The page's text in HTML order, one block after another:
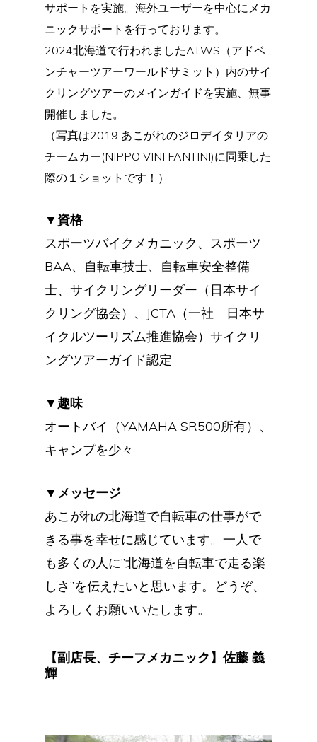
サポートを実施。海外ユーザーを中心にメカ
ニックサポートを行っております。
2024北海道で行われましたATWS（アドベ
ンチャーツアーワールドサミット）内のサイ
クリングツアーのメインガイドを実施、無事
開催しました。
（写真は2019 あこがれのジロデイタリアの
チームカー(NIPPO VINI FANTINI)に同乗した
際の１ショットです！）
▼資格
スポーツバイクメカニック、スポーツ
BAA、自転車技士、自転車安全整備
士、サイクリングリーダー（日本サイ
クリング協会）、JCTA（一社 日本サ
イクルツーリズム推進協会）サイクリ
ングツアーガイド認定
▼趣味
オートバイ（YAMAHA SR500所有）、
キャンプを少々
▼メッセージ
あこがれの北海道で自転車の仕事がで
きる事を幸せに感じています。一人で
も多くの人に”北海道を自転車で走る楽
しさ”を伝えたいと思います。どうぞ、
よろしくお願いいたします。
【副店長、チーフメカニック】佐藤 義
輝